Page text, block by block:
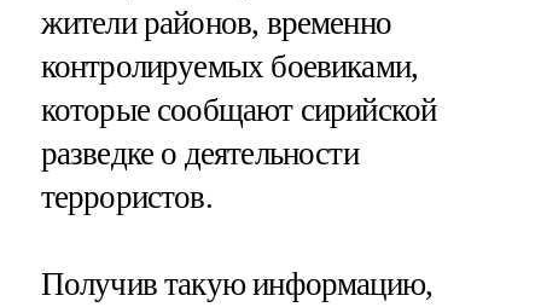
жители районов, временно
контролируемых боевиками,
которые сообщают сирийской
разведке о деятельности
террористов.
Получив такую информацию,